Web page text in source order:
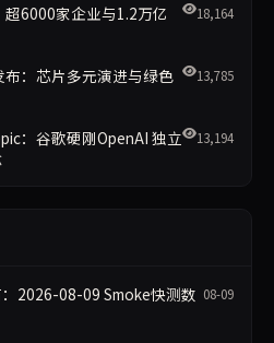
6000家企业与1.2万亿
18,164
：芯片多元演进与绿色
13,785
：谷歌硬刚OpenAI 独立
13,194
2026-08-09 Smoke快测数 08-09